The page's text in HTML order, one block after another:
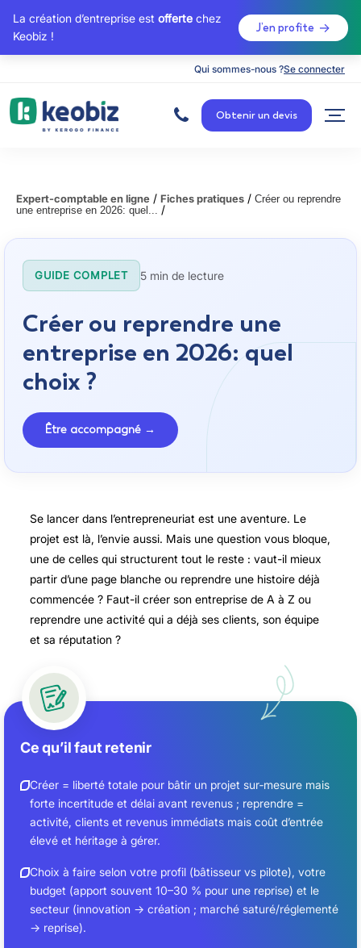
La création d’entreprise est offerte chez
Keobiz !
J’en profite
Qui sommes-nous ?Se connecter
c
c
u
Obtenir un devis
Expert-comptable en ligne / Fiches pratiques / Créer ou reprendre
une entreprise en 2026: quel... /
GUIDE COMPLET 5 min de lecture
Créer ou reprendre une
entreprise en 2026: quel
choix ?
Être accompagné →
Se lancer dans l’entrepreneuriat est une aventure. Le
projet est là, l’envie aussi. Mais une question vous bloque,
une de celles qui structurent tout le reste : vaut-il mieux
partir d’une page blanche ou reprendre une histoire déjà
commencée ? Faut-il créer son entreprise de A à Z ou
reprendre une activité qui a déjà ses clients, son équipe
et sa réputation ?
Ce qu’il faut retenir
Créer = liberté totale pour bâtir un projet sur‑mesure mais
forte incertitude et délai avant revenus ; reprendre =
activité, clients et revenus immédiats mais coût d’entrée
élevé et héritage à gérer.
Choix à faire selon votre profil (bâtisseur vs pilote), votre
budget (apport souvent 10–30 % pour une reprise) et le
secteur (innovation → création ; marché saturé/réglementé
→ reprise).